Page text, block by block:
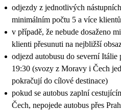
odjezdy z jednotlivých
minimálním počtu 5 a více klientů
v případě, že nebude dosaženo
klienti přesunuti na nejbližší
odjezd autobusu do severní Itálie
19:30 (svozy z Moravy i Čech
pokračují do cílové destinace)
pokud se autobus zaplní
Čech, nepojede autobus přes